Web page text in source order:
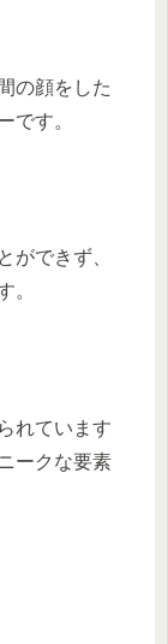
の顔をした
です。​
ができず、
。​
れています
ークな要素